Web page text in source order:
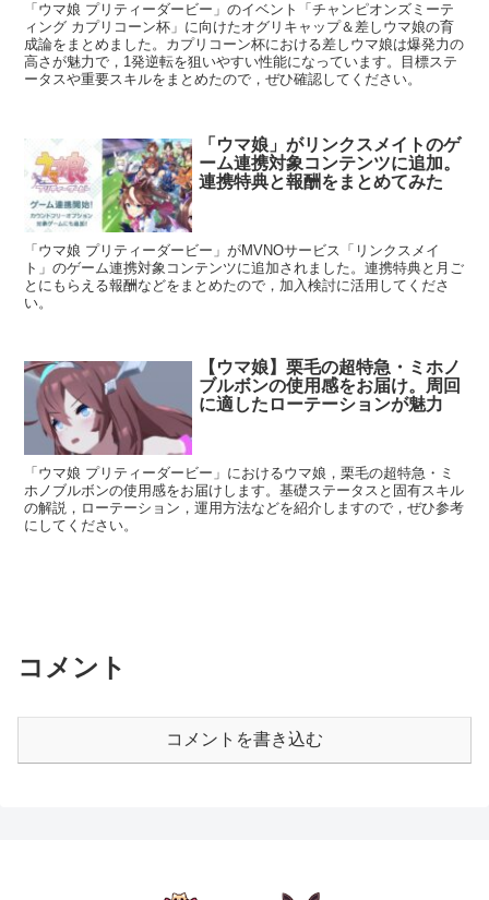
「ウマ娘 プリティーダービー」のイベント「チャンピオンズミーテ
ィング カプリコーン杯」に向けたオグリキャップ＆差しウマ娘の育
成論をまとめました。カプリコーン杯における差しウマ娘は爆発力の
高さが魅力で，1発逆転を狙いやすい性能になっています。目標ステ
ータスや重要スキルをまとめたので，ぜひ確認してください。
「ウマ娘」がリンクスメイトのゲ
ーム連携対象コンテンツに追加。
連携特典と報酬をまとめてみた
「ウマ娘 プリティーダービー」がMVNOサービス「リンクスメイ
ト」のゲーム連携対象コンテンツに追加されました。連携特典と月ご
とにもらえる報酬などをまとめたので，加入検討に活用してくださ
い。
【ウマ娘】栗毛の超特急・ミホノ
ブルボンの使用感をお届け。周回
に適したローテーションが魅力
「ウマ娘 プリティーダービー」におけるウマ娘，栗毛の超特急・ミ
ホノブルボンの使用感をお届けします。基礎ステータスと固有スキル
の解説，ローテーション，運用方法などを紹介しますので，ぜひ参考
にしてください。
コメント
コメントを書き込む